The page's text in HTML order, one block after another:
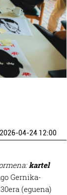
2026-04-24 12:00
kartel
Gernika-
(eguena)